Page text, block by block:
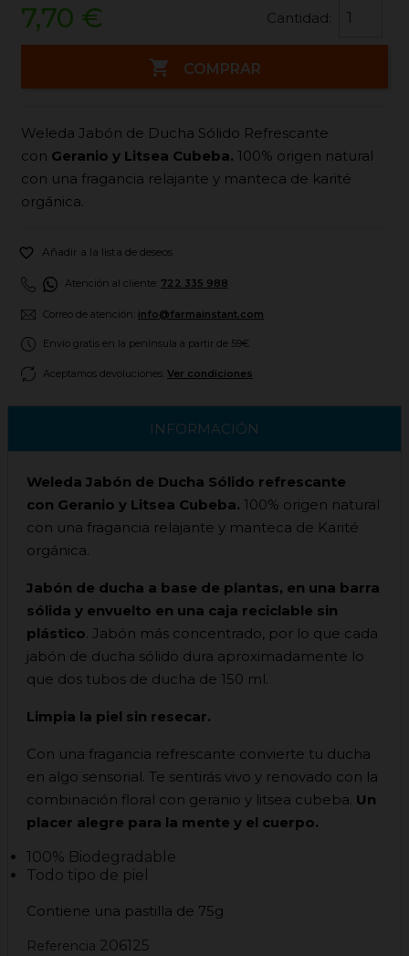
7,70 € Cantidad:
 COMPRAR
Weleda Jabón de Ducha Sólido Refrescante
con Geranio y Litsea Cubeba. 100% origen natural
con una fragancia relajante y manteca de karité
orgánica.
 Añadir a la lista de deseos
Atención al cliente: 722 335 988
Correo de atención: info@farmainstant.com
Envío gratis en la península a partir de 59€
Aceptamos devoluciones. Ver condiciones
INFORMACIÓN
Weleda Jabón de Ducha Sólido refrescante
con Geranio y Litsea Cubeba. 100% origen natural
con una fragancia relajante y manteca de Karité
orgánica.
Jabón de ducha a base de plantas, en una barra
sólida y envuelto en una caja reciclable sin
plástico. Jabón más concentrado, por lo que cada
jabón de ducha sólido dura aproximadamente lo
que dos tubos de ducha de 150 ml.
Limpia la piel sin resecar.
Con una fragancia refrescante convierte tu ducha
en algo sensorial. Te sentirás vivo y renovado con la
combinación floral con geranio y litsea cubeba. Un
placer alegre para la mente y el cuerpo.
100% Biodegradable
Todo tipo de piel
Contiene una pastilla de 75g
Referencia 206125